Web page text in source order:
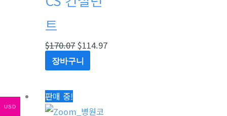
트
$170.07
$170.07.
$114.97
장바구니
판매 중!
래
USD